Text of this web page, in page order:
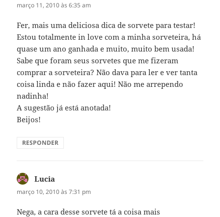
março 11, 2010 às 6:35 am
Fer, mais uma deliciosa dica de sorvete para testar!
Estou totalmente in love com a minha sorveteira, há
quase um ano ganhada e muito, muito bem usada!
Sabe que foram seus sorvetes que me fizeram
comprar a sorveteira? Não dava para ler e ver tanta
coisa linda e não fazer aqui! Não me arrependo
nadinha!
A sugestão já está anotada!
Beijos!
RESPONDER
Lucia
março 10, 2010 às 7:31 pm
Nega, a cara desse sorvete tá a coisa mais